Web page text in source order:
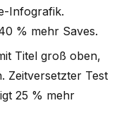
Infografik.
% mehr Saves.
Titel groß oben,
Zeitversetzter Test
25 % mehr